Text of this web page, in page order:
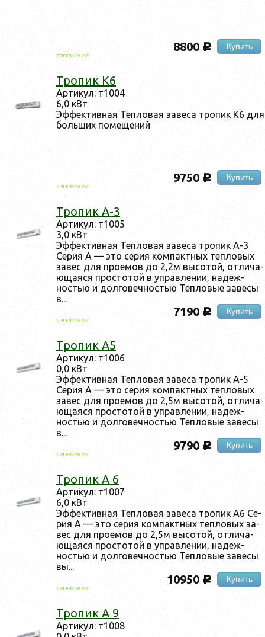
8800 c Купить
Тро­пик К6
Ар­ти­кул: т1004
6,0 кВт
Эф­фектив­ная Теп­ло­вая за­веса тро­пик К6 для
боль­ших по­меще­ний
9750 c Купить
Тро­пик А-3
Ар­ти­кул: т1005
3,0 кВт
Эф­фектив­ная Теп­ло­вая за­веса тро­пик А-3
Се­рия А — это се­рия ком­пак­тных теп­ло­вых
за­вес для про­емов до 2,2м вы­сотой, от­ли­ча­
юща­яся прос­то­той в уп­равле­нии, на­деж­
ностью и дол­го­веч­ностью Теп­ло­вые за­весы
в...
7190 c Купить
Тро­пик А5
Ар­ти­кул: т1006
0,0 кВт
Эф­фектив­ная Теп­ло­вая за­веса тро­пик А-5
Се­рия А — это се­рия ком­пак­тных теп­ло­вых
за­вес для про­емов до 2,5м вы­сотой, от­ли­ча­
юща­яся прос­то­той в уп­равле­нии, на­деж­
ностью и дол­го­веч­ностью Теп­ло­вые за­весы
в...
9790 c Купить
Тро­пик A 6
Ар­ти­кул: т1007
6,0 кВт
Эф­фектив­ная Теп­ло­вая за­веса тро­пик А6 Се­
рия А — это се­рия ком­пак­тных теп­ло­вых за­
вес для про­емов до 2,5м вы­сотой, от­ли­ча­
юща­яся прос­то­той в уп­равле­нии, на­деж­
ностью и дол­го­веч­ностью Теп­ло­вые за­весы
вы...
10950 c Купить
Тро­пик А 9
Ар­ти­кул: т1008